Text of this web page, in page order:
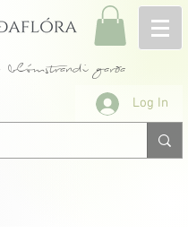
garða
Log In